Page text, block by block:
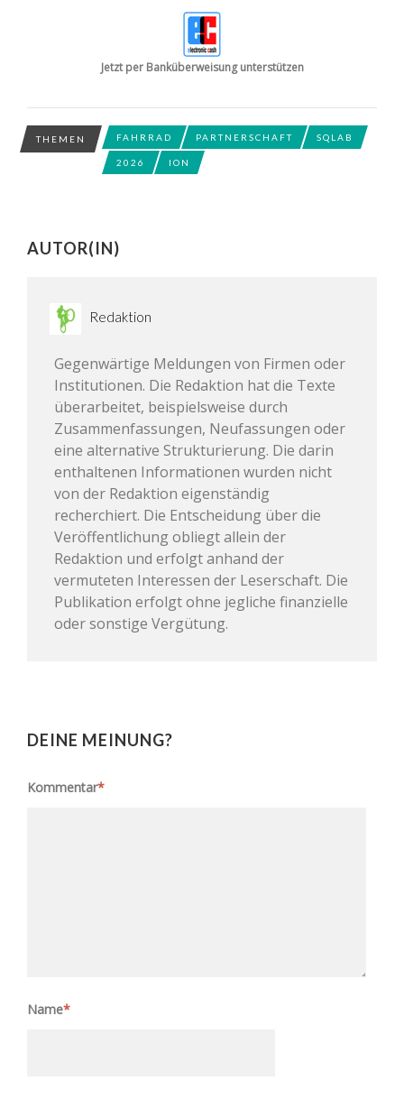
Jetzt per Banküberweisung unterstützen
THEMEN FAHRRAD PARTNERSCHAFT SQLAB
2026 ION
AUTOR(IN)
Redaktion
Gegenwärtige Meldungen von Firmen oder
Institutionen. Die Redaktion hat die Texte
überarbeitet, beispielsweise durch
Zusammenfassungen, Neufassungen oder
eine alternative Strukturierung. Die darin
enthaltenen Informationen wurden nicht
von der Redaktion eigenständig
recherchiert. Die Entscheidung über die
Veröffentlichung obliegt allein der
Redaktion und erfolgt anhand der
vermuteten Interessen der Leserschaft. Die
Publikation erfolgt ohne jegliche finanzielle
oder sonstige Vergütung.
DEINE MEINUNG?
Kommentar*
Name*